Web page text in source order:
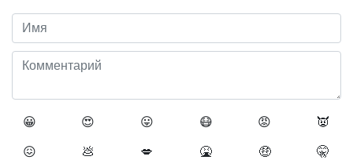
😀 😍 😛 😷 😡 👿
😖 💩 💋 🤮 🤑 🤫